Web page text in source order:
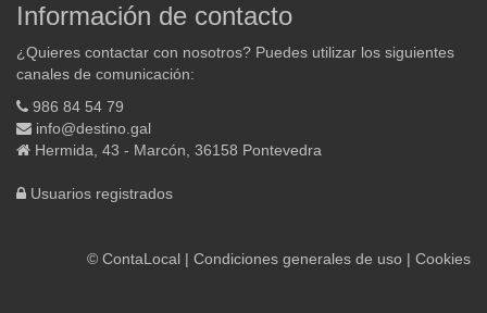
Información de contacto
¿Quieres contactar con nosotros? Puedes utilizar los siguientes
canales de comunicación:
986 84 54 79
info@destino.gal
Hermida, 43 - Marcón, 36158 Pontevedra
Usuarios registrados
© ContaLocal | Condiciones generales de uso | Cookies